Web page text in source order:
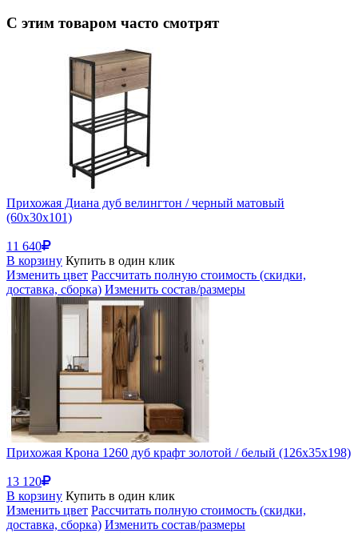
С этим товаром часто смотрят
Прихожая Диана дуб велингтон / черный матовый
(60x30x101)
11 640
В корзину Купить в один клик
Изменить цвет Рассчитать полную стоимость (скидки,
доставка, сборка) Изменить состав/размеры
Прихожая Крона 1260 дуб крафт золотой / белый (126x35x198)
13 120
В корзину Купить в один клик
Изменить цвет Рассчитать полную стоимость (скидки,
доставка, сборка) Изменить состав/размеры